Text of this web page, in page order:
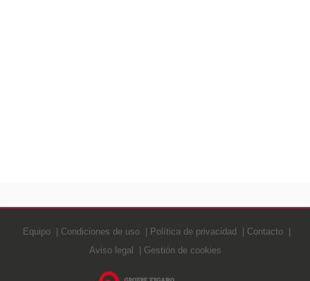
Equipo Condiciones de uso Política de privacidad
Contacto
Aviso legal
Gestión de cookies